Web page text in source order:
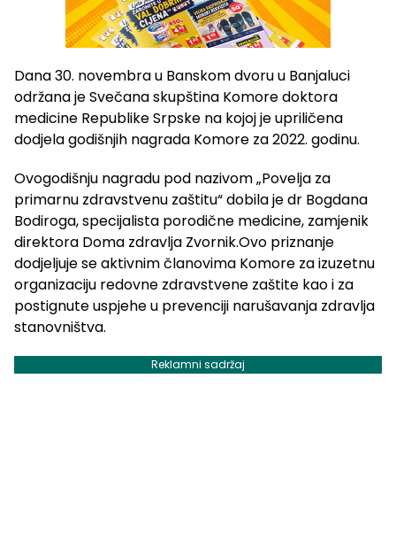
Dana 30. novembra u Banskom dvoru u Banjaluci
održana je Svečana skupština Komore doktora
medicine Republike Srpske na kojoj je upriličena
dodjela godišnjih nagrada Komore za 2022. godinu.
Ovogodišnju nagradu pod nazivom „Povelja za
primarnu zdravstvenu zaštitu“ dobila je dr Bogdana
Bodiroga, specijalista porodične medicine, zamjenik
direktora Doma zdravlja Zvornik.Ovo priznanje
dodjeljuje se aktivnim članovima Komore za izuzetnu
organizaciju redovne zdravstvene zaštite kao i za
postignute uspjehe u prevenciji narušavanja zdravlja
stanovništva.
Reklamni sadržaj